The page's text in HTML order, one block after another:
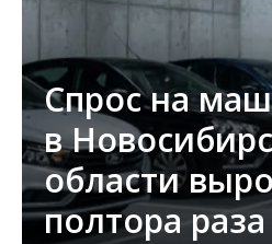
Спрос на
в
области
полтора раза